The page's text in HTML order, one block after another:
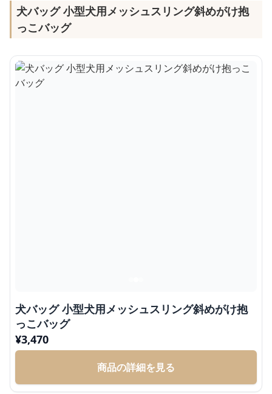
犬バッグ 小型犬用メッシュスリング斜めがけ抱
っこバッグ
犬バッグ 小型犬用メッシュスリング斜めがけ抱
っこバッグ
¥3,470
商品の詳細を見る